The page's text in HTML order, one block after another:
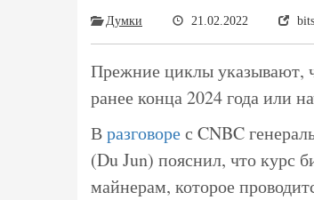
Думки 21.02.2022
Прежние циклы указывают,
ранее конца 2024 года или
Вразговорес CNBC
(Du Jun) пояснил, что курс
майнерам, которое